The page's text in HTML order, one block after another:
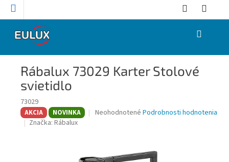
Prejsť
NÁKUPNÝ
Rábalux 73029 Karter Stolové
svietidlo
73029
AKCIA NOVINKA
Priemerné
Neohodnotené Podrobnosti hodnotenia
Značka: Rábalux